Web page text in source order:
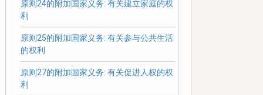
原则24的附加国家义务: 有关建立家庭的权
利
原则25的附加国家义务: 有关参与公共生活
的权利
原则27的附加国家义务: 有关促进人权的权
利